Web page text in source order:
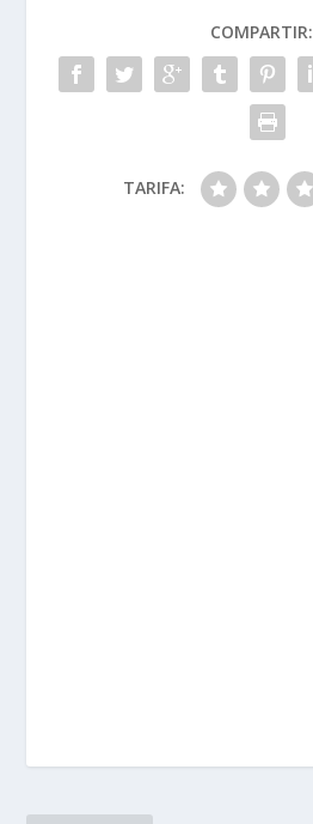
COMPARTIR:
TARIFA: